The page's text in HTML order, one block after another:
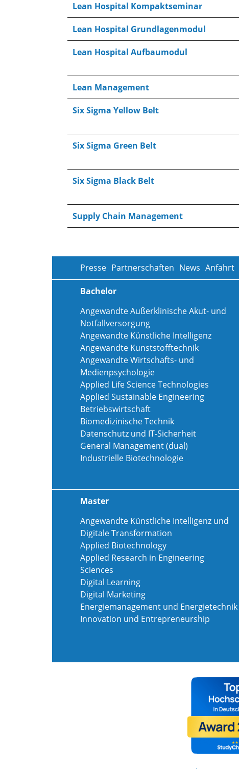
Lean Hospital Kompaktseminar
Lean Hospital Grundlagenmodul
Lean Hospital Aufbaumodul
Lean Management
Six Sigma Yellow Belt
Six Sigma Green Belt
Six Sigma Black Belt
Supply Chain Management
Presse Partnerschaften News Anfahrt
Bachelor
Angewandte Außerklinische Akut- und
Notfallversorgung
Angewandte Künstliche Intelligenz
Angewandte Kunststofftechnik
Angewandte Wirtschafts- und
Medienpsychologie
Applied Life Science Technologies
Applied Sustainable Engineering
Betriebswirtschaft
Biomedizinische Technik
Datenschutz und IT-Sicherheit
General Management (dual)
Industrielle Biotechnologie
Master
Angewandte Künstliche Intelligenz und
Digitale Transformation
Applied Biotechnology
Applied Research in Engineering
Sciences
Digital Learning
Digital Marketing
Energiemanagement und Energietechnik
Innovation und Entrepreneurship